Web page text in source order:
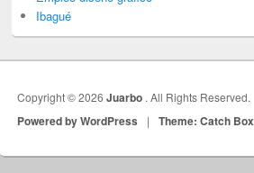
Ibagué
Copyright © 2026Juarbo . All Rights Reserved.
Powered by WordPress | Theme: Catch Box